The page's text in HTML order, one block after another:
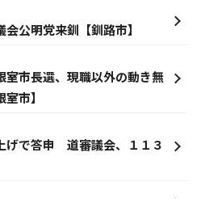
公明党来釧【釧路市】
市長選、現職以外の動き無
市】
げで答申 道審議会、１１３